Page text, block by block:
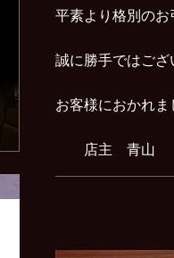
平素より格別の
誠に勝手ではご
お客様におかれ
店主 青山